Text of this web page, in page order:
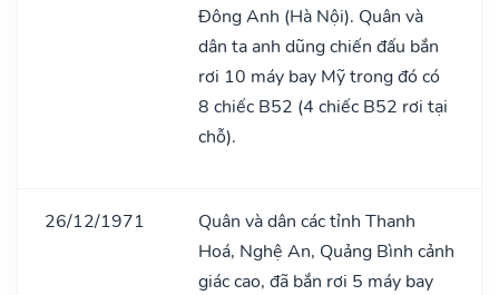
Đông Anh (Hà Nội). Quân và
dân ta anh dũng chiến đấu bắn
rơi 10 máy bay Mỹ trong đó có
8 chiếc B52 (4 chiếc B52 rơi tại
chỗ).
26/12/1971
Quân và dân các tỉnh Thanh
Hoá, Nghệ An, Quảng Bình cảnh
giác cao, đã bắn rơi 5 máy bay